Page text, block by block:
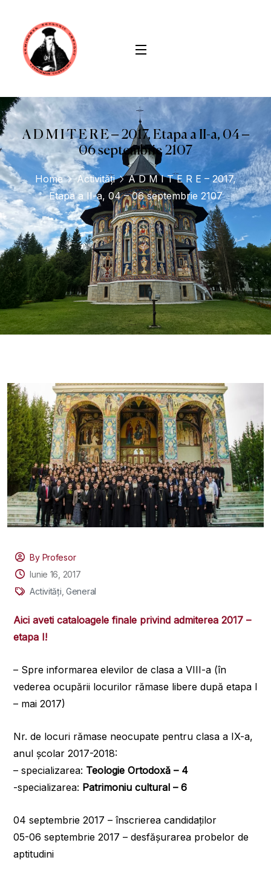
A D M I T E R E – 2017, Etapa a II-a, 04 –
06 septembrie 2107
Home Activități
A D M I T E R E – 2017,
Etapa a II-a, 04 – 06 septembrie 2107
By Profesor
Iunie 16, 2017
Activități,General
Aici aveti cataloagele finale privind admiterea 2017 –
etapa I!
– Spre informarea elevilor de clasa a VIII-a (în
vederea ocupării locurilor rămase libere după etapa I
– mai 2017)
Nr. de locuri rămase neocupate pentru clasa a IX-a,
anul școlar 2017-2018:
– specializarea: Teologie Ortodoxă – 4
-specializarea: Patrimoniu cultural – 6
04 septembrie 2017 – înscrierea candidaților
05-06 septembrie 2017 – desfășurarea probelor de
aptitudini